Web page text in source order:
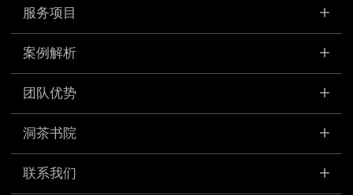
发展历程
一个系统
品牌文化
服务项目 +
案例解析 +
品牌创新策略
品牌推广传播
团队优势 +
洞茶书院 +
洞茶书院建设中 敬请期待
联系我们 +